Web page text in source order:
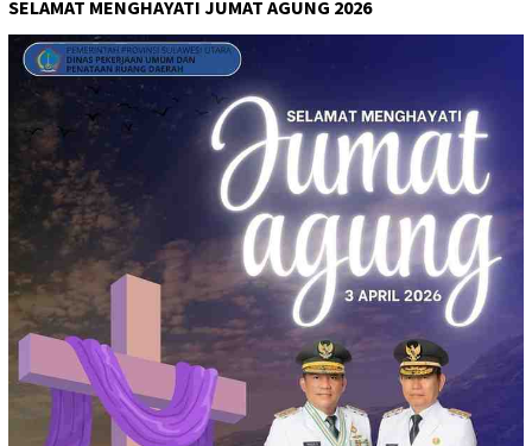
SELAMAT MENGHAYATI JUMAT AGUNG 2026